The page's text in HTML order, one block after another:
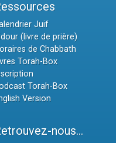
Juif
(livre de prière)
de Chabbath
Torah-Box
Torah-Box
Version
nous...